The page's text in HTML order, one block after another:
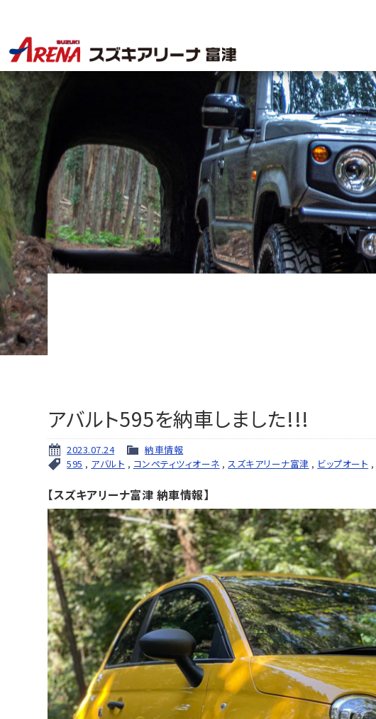
アバルト595を納車しました!!!
2023.07.24
納車情報
595 , アバルト , コンペティツィオーネ , スズキアリーナ富津 , ビップオート ,
【スズキアリーナ富津 納車情報】